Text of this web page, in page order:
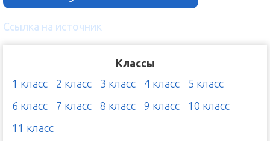
Ссылка на источник
Классы
1 класс
2 класс 3 класс 4 класс
5 класс
6 класс
7 класс 8 класс 9 класс
10 класс
11 класс